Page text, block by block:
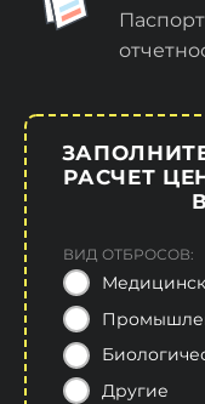
РАСЧЕТ
ВИД ОТБРОСОВ:
Другие